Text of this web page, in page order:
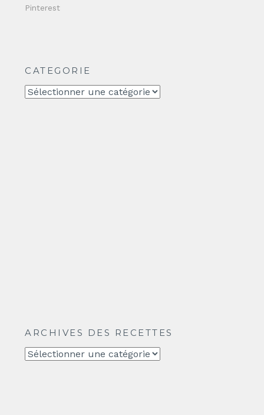
Pinterest
CATEGORIE
CATEGORIE
ARCHIVES DES RECETTES
Archives